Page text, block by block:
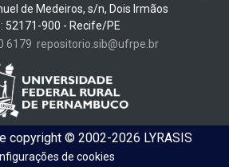
de Medeiros, s/n, Dois Irmãos
52171-900 - Recife/PE
6179 repositorio.sib@ufrpe.br
copyright © 2002-2026 LYRASIS
de cookies